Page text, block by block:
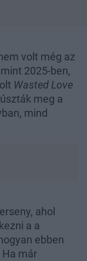
volt még az
2025-ben,
Wasted Love
meg a
mind
ahol
a a
ebben
Ha már